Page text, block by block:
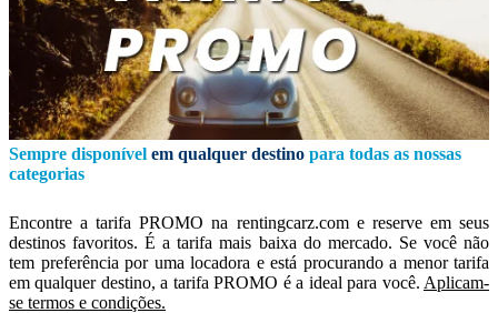
Sempre disponível em qualquer destino para todas as nossas
categorias
Encontre a tarifa PROMO na rentingcarz.com e reserve em seus
destinos favoritos. É a tarifa mais baixa do mercado. Se você não
tem preferência por uma locadora e está procurando a menor tarifa
em qualquer destino, a tarifa PROMO é a ideal para você. Aplicam-
se termos e condições.